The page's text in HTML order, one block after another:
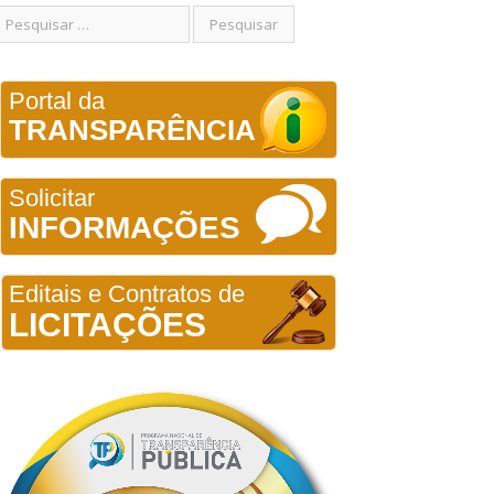
Portal da
TRANSPARÊNCIA
Solicitar
INFORMAÇÕES
Editais e Contratos de
LICITAÇÕES